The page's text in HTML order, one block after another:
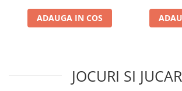
Carti singles
Riftbound singles
Puzzle 1000 piese
ADAUGA IN COS
JOCURI SI